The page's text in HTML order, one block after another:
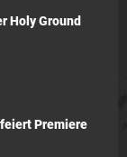
Holy Ground
Premiere